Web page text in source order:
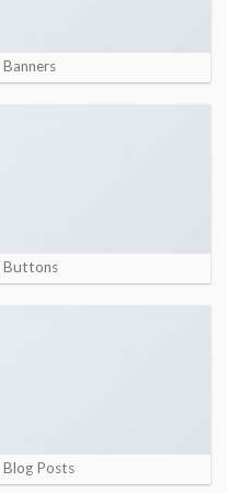
Banners
Buttons
Blog Posts